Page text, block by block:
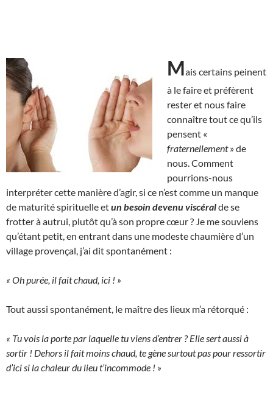
Mais certains peinent
à le faire et préfèrent
rester et nous faire
connaître tout ce qu’ils
pensent «
fraternellement» de
nous. Comment
pourrions-nous
interpréter cette manière d’agir, si ce n’est comme un manque
de maturité spirituelle etun besoin devenu viscéralde se
frotter à autrui, plutôt qu’à son propre cœur ? Je me souviens
qu’étant petit, en entrant dans une modeste chaumière d’un
village provençal, j’ai dit spontanément :
« Oh purée, il fait chaud, ici ! »
Tout aussi spontanément, le maître des lieux m’a rétorqué :
« Tu vois la porte par laquelle tu viens d’entrer ? Elle sert aussi à
sortir ! Dehors il fait moins chaud, te gène surtout pas pour ressortir
d’ici si la chaleur du lieu t’incommode ! »